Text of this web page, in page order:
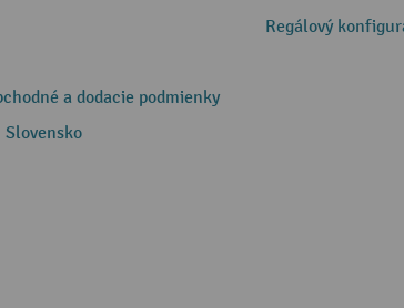
a dodacie podmienky
Regálový